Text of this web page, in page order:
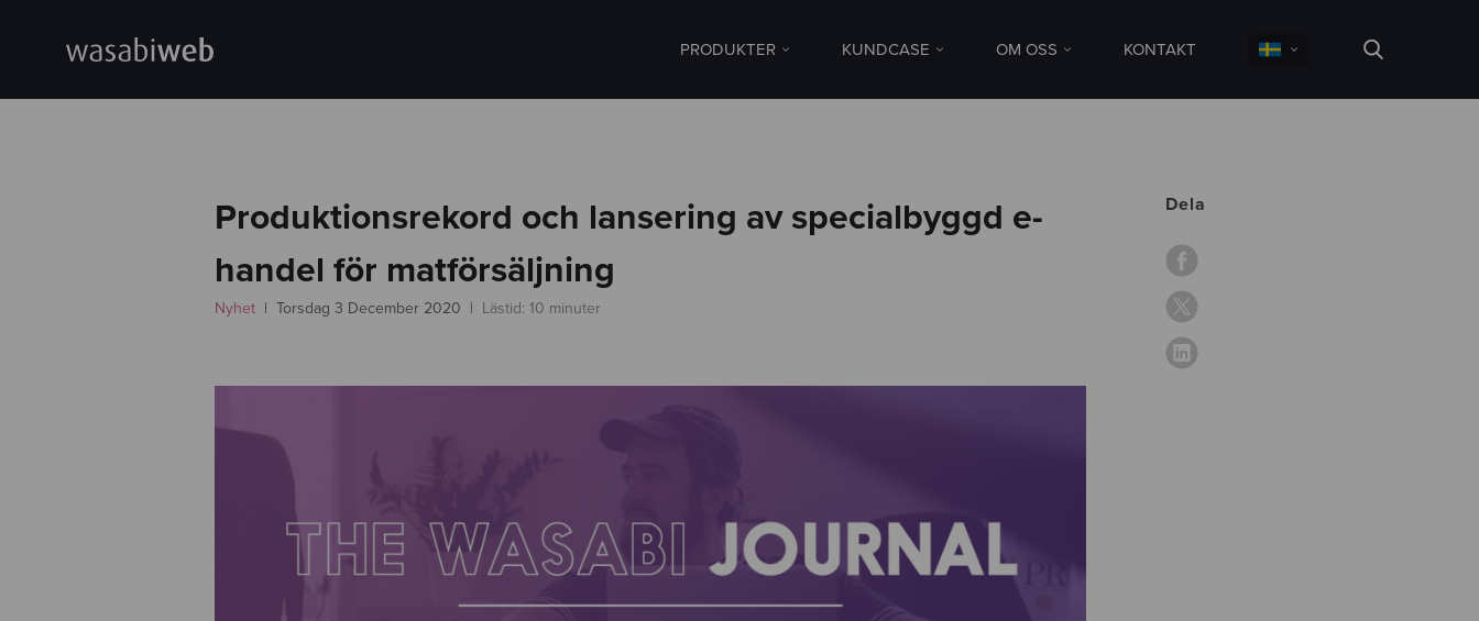
PRODUKTER KUNDCASE OM OSS KONTAKT
Dela
Produktionsrekord och lansering av specialbyggd e-
handel för matförsäljning
Nyhet Torsdag 3 December 2020 Lästid: 10 minuter